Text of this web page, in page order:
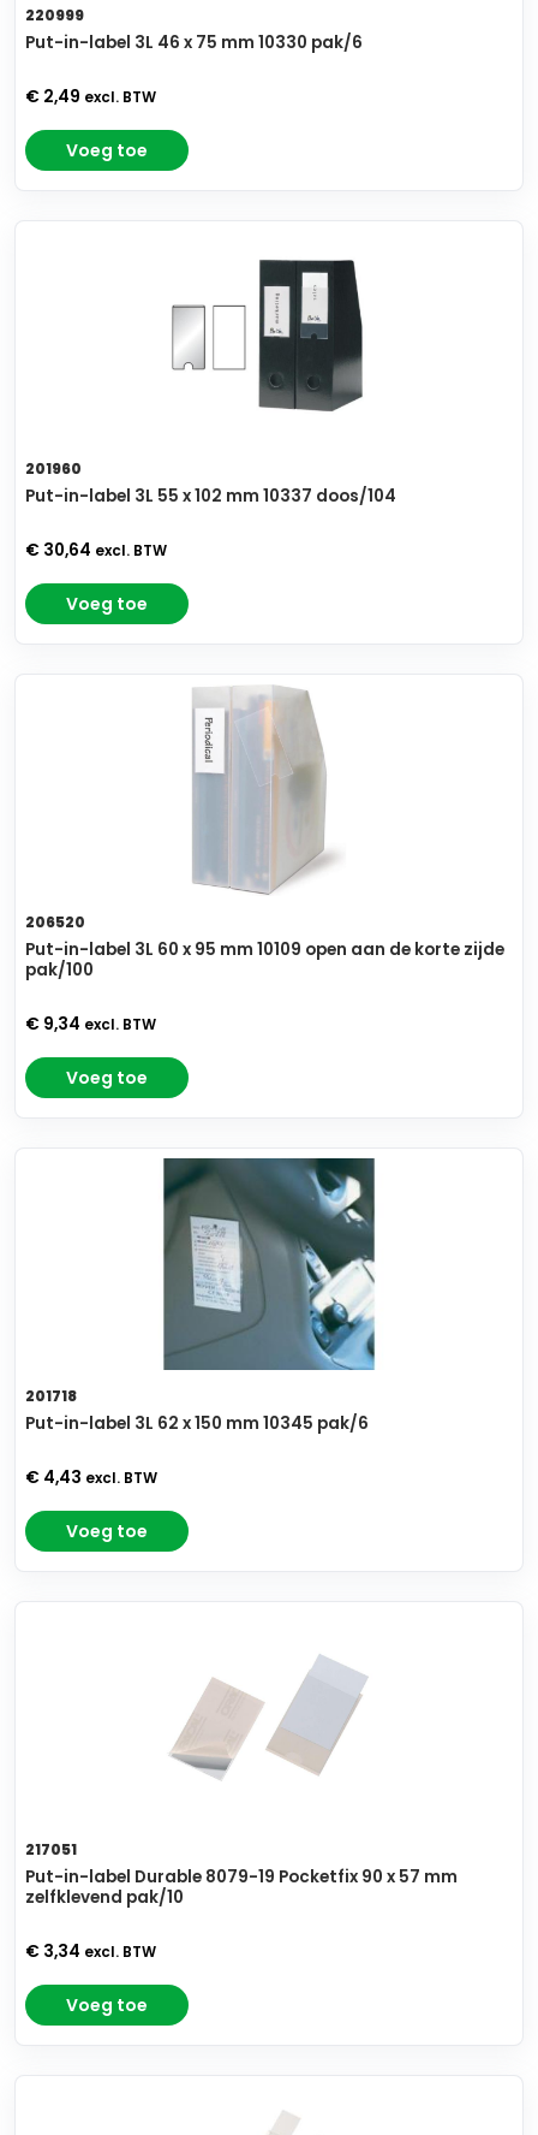
220999
Put-in-label 3L 46 x 75 mm 10330 pak/6
€ 2,49 excl. BTW
Voeg toe
201960
Put-in-label 3L 55 x 102 mm 10337 doos/104
€ 30,64 excl. BTW
Voeg toe
206520
Put-in-label 3L 60 x 95 mm 10109 open aan de korte zijde
pak/100
€ 9,34 excl. BTW
Voeg toe
201718
Put-in-label 3L 62 x 150 mm 10345 pak/6
€ 4,43 excl. BTW
Voeg toe
217051
Put-in-label Durable 8079-19 Pocketfix 90 x 57 mm
zelfklevend pak/10
€ 3,34 excl. BTW
Voeg toe